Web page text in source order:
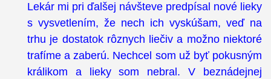
Lekár mi pri ďalšej návšteve predpísal nové lieky
s vysvetlením, že nech ich vyskúšam, veď na
trhu je dostatok rôznych liečiv a možno niektoré
trafíme a zaberú. Nechcel som už byť pokusným
králikom a lieky som nebral. V beznádejnej